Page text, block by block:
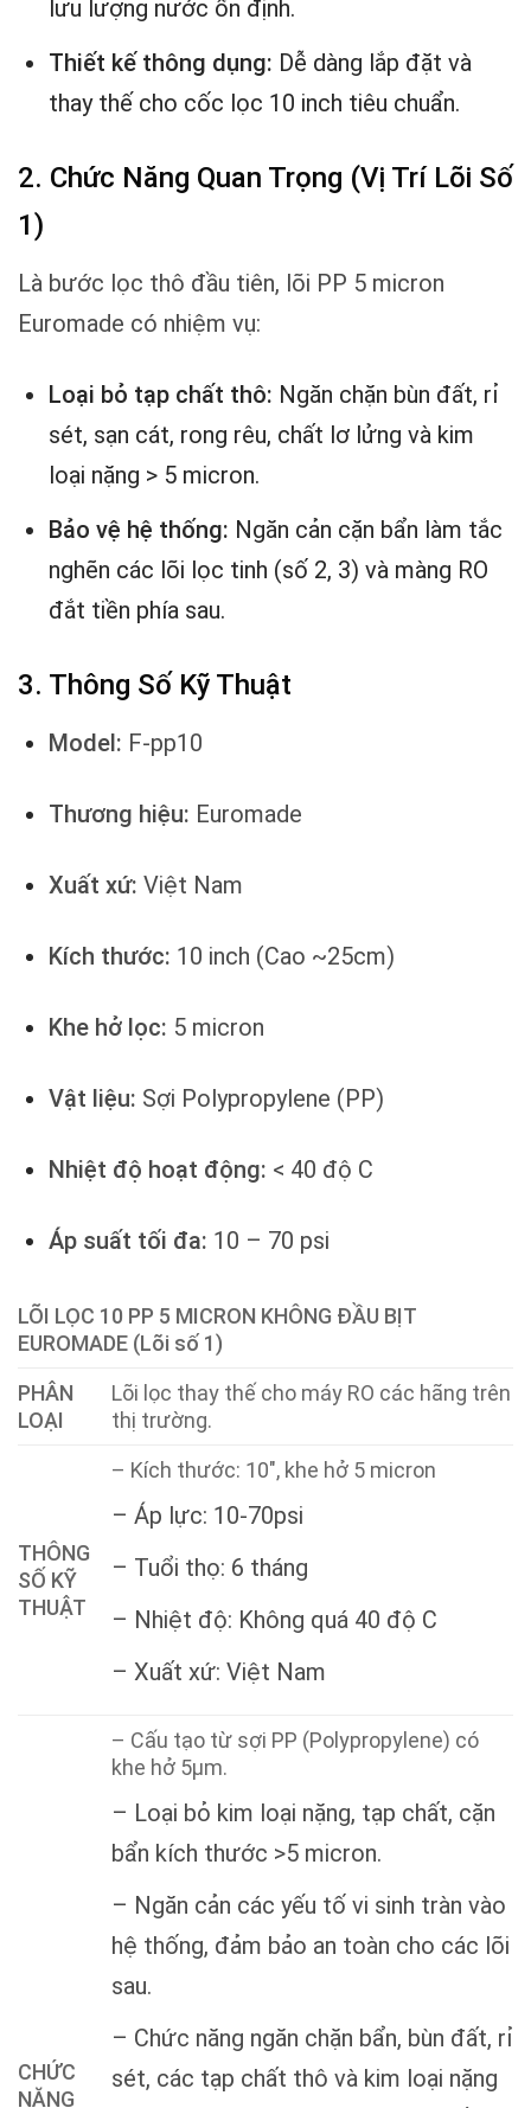
lưu lượng nước ổn định.
Thiết kế thông dụng: Dễ dàng lắp đặt và
thay thế cho cốc lọc 10 inch tiêu chuẩn.
2. Chức Năng Quan Trọng (Vị Trí Lõi Số
1)
Là bước lọc thô đầu tiên, lõi PP 5 micron
Euromade có nhiệm vụ:
Loại bỏ tạp chất thô: Ngăn chặn bùn đất, rỉ
sét, sạn cát, rong rêu, chất lơ lửng và kim
loại nặng > 5 micron.
Bảo vệ hệ thống: Ngăn cản cặn bẩn làm tắc
nghẽn các lõi lọc tinh (số 2, 3) và màng RO
đắt tiền phía sau.
3. Thông Số Kỹ Thuật
Model: F-pp10
Thương hiệu: Euromade
Xuất xứ: Việt Nam
Kích thước: 10 inch (Cao ~25cm)
Khe hở lọc: 5 micron
Vật liệu: Sợi Polypropylene (PP)
Nhiệt độ hoạt động: < 40 độ C
Áp suất tối đa: 10 – 70 psi
LÕI LỌC 10 PP 5 MICRON KHÔNG ĐẦU BỊT
EUROMADE (Lõi số 1)
PHÂN
LOẠI
Lõi lọc thay thế cho máy RO các hãng trên
thị trường.
THÔNG
SỐ KỸ
THUẬT
– Kích thước: 10″, khe hở 5 micron
– Áp lực: 10-70psi
– Tuổi thọ: 6 tháng
– Nhiệt độ: Không quá 40 độ C
– Xuất xứ: Việt Nam
CHỨC
NĂNG
– Cấu tạo từ sợi PP (Polypropylene) có
khe hở 5µm.
– Loại bỏ kim loại nặng, tạp chất, cặn
bẩn kích thước >5 micron.
– Ngăn cản các yếu tố vi sinh tràn vào
hệ thống, đảm bảo an toàn cho các lõi
sau.
– Chức năng ngăn chặn bẩn, bùn đất, rỉ
sét, các tạp chất thô và kim loại nặng